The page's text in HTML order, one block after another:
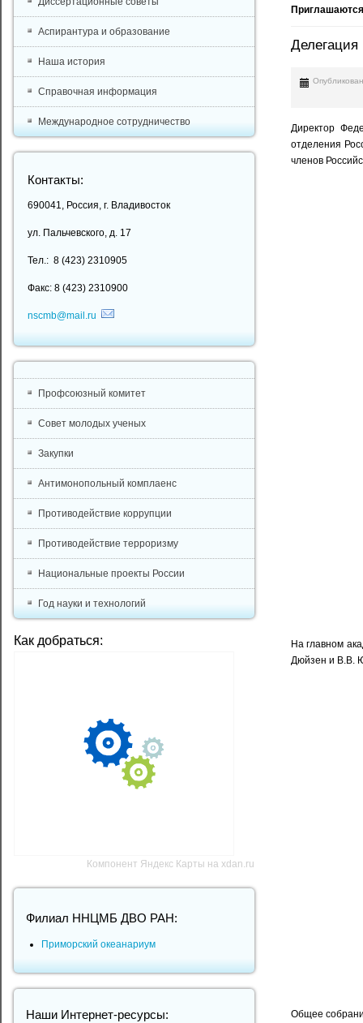
Директор
отделения
членов
На главном
Дюйзен и В.В.
Общее
Аспирантура и образование
Наша история
Справочная информация
Международное сотрудничество
Контакты:
690041, Россия, г. Владивосток
ул. Пальчевского, д. 17
Тел.: 8 (423) 2310905
Факс: 8 (423) 2310900
nscmb@mail.ru
Профсоюзный комитет
Совет молодых ученых
Закупки
Антимонопольный комплаенс
Противодействие коррупции
Противодействие терроризму
Национальные проекты России
Год науки и технологий
Как добраться:
Компонент Яндекс Карты на xdan.ru
Филиал ННЦМБ ДВО РАН:
Приморский океанариум
Наши Интернет-ресурсы: